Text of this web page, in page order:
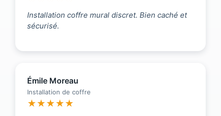
Installation coffre mural discret. Bien caché et
sécurisé.
Émile Moreau
Installation de coffre
★★★★★